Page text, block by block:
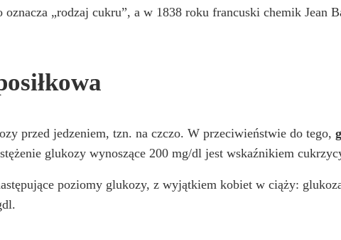
„rodzaj cukru”, a w 1838 roku francuski chemik Jean
przed jedzeniem, tzn. na czczo. W przeciwieństwie do tego,
glukozy wynoszące 200 mg/dl jest wskaźnikiem
poziomy glukozy, z wyjątkiem kobiet w ciąży: